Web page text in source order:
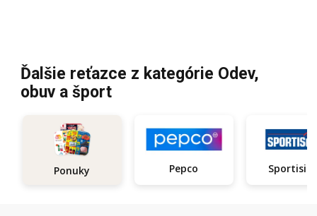
Ďalšie reťazce z kategórie Odev,
obuv a šport
Ponuky Pepco